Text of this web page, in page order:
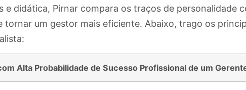
e didática, Pirnar compara os traços de personalidade
tornar um gestor mais eficiente. Abaixo, trago os
Alta Probabilidade de Sucesso Profissional de um